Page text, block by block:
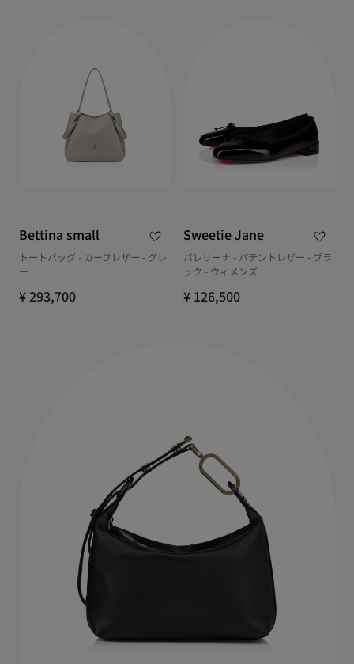
Bettina small
トートバッグ - カーフレザー - グレ
ー
¥ 293,700
Sweetie Jane
バレリーナ - パテントレザー - ブラ
ック - ウィメンズ
¥ 126,500